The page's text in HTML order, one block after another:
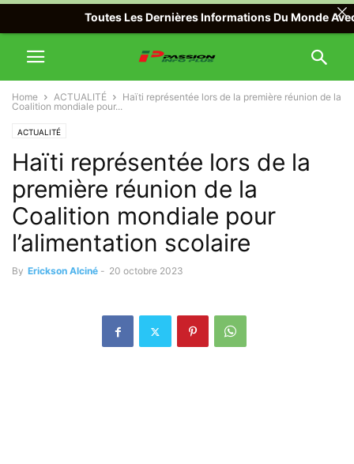
Home ACTUALITÉ
Haïti représentée lors de la première réunion de la
Coalition mondiale pour...
ACTUALITÉ
Haïti représentée lors de la
première réunion de la
Coalition mondiale pour
l’alimentation scolaire
By Erickson Alciné - 20 octobre 2023
Toutes Les Dernières Informations Du Monde Avec